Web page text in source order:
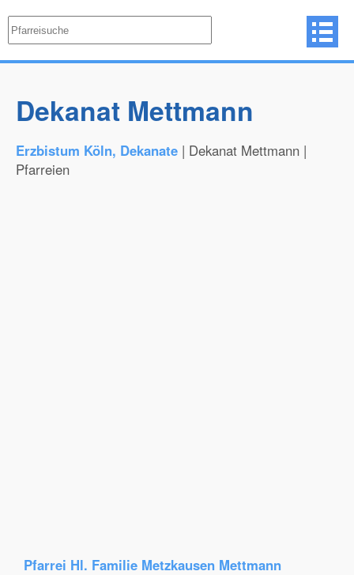
Dekanat Mettmann
Erzbistum Köln, Dekanate | Dekanat Mettmann |
Pfarreien
Pfarrei Hl. Familie Metzkausen Mettmann